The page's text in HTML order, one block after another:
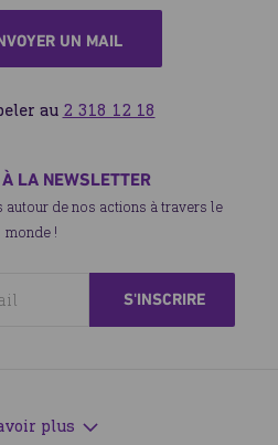
UN MAIL
au 2 318 12 18
LA NEWSLETTER
autour de nos actions à travers le
monde !
plus